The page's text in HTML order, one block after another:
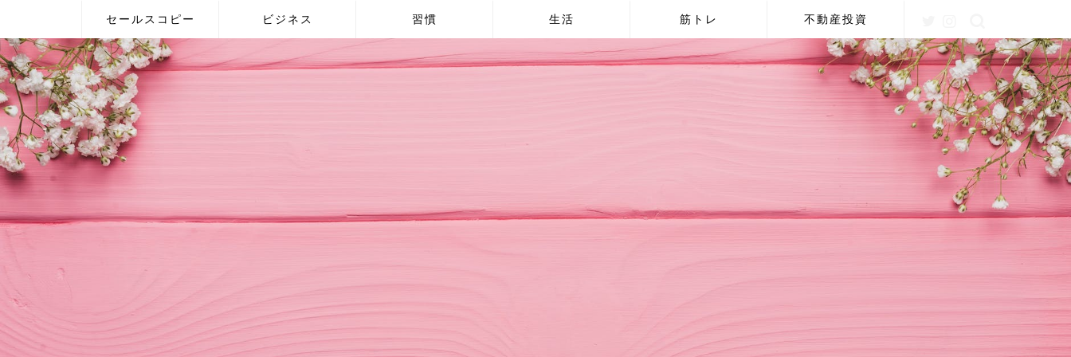
セールスコピー ビジネス 習慣 生活 筋トレ 不動産投資